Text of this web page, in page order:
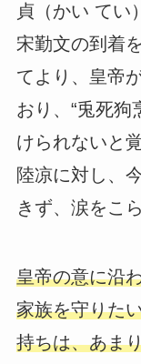
貞（かい てい
宋勤文の到着
てより、皇帝
おり、“兎死狗
けられないと
陸凉に対し、
きず、涙をこ
皇帝の意に沿
家族を守りた
持ちは、あま